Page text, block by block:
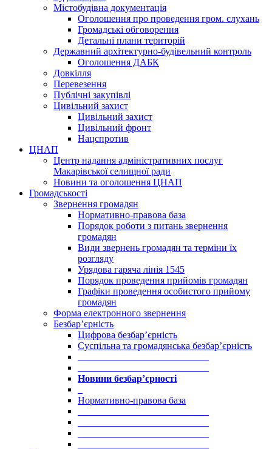
Містобудівна документація
Оголошення про проведення гром. слухань
Громадські обговорення
Детальні плани територій
Державний архітектурно-будівельний контроль
Оголошення ДАБК
Довкілля
Перевезення
Публічні закупівлі
Цивільний захист
Цивільний захист
Цивільний фронт
Нацспротив
ЦНАП
Центр надання адміністративних послуг
Макарівської селищної ради
Новини та оголошення ЦНАП
Громадськості
Звернення громадян
Нормативно-правова база
Порядок роботи з питань звернення
громадян
Види звернень громадян та терміни їх
розгляду
Урядова гаряча лінія 1545
Порядок проведення прийомів громадян
Графіки проведення особистого прийому
громадян
Форма електронного звернення
Безбар’єрність
Цифрова безбар’єрність
Суспільна та громадянська безбар’єрність
Новини безбар’єрності
Нормативно-правова база